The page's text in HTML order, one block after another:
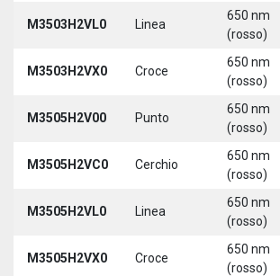
M3503H2VL0 Linea
650 nm
(rosso)
M3503H2VX0 Croce
650 nm
(rosso)
M3505H2V00 Punto
650 nm
(rosso)
M3505H2VC0 Cerchio
650 nm
(rosso)
M3505H2VL0 Linea
650 nm
(rosso)
M3505H2VX0 Croce
650 nm
(rosso)